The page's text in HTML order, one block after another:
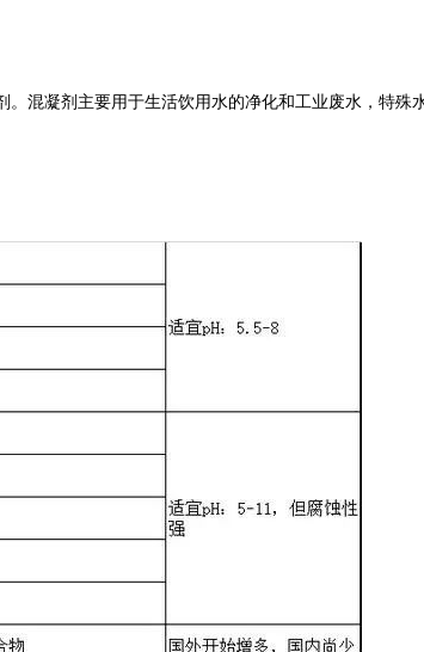
凝剂主要用于生活饮用水的净化和工业废水，特殊